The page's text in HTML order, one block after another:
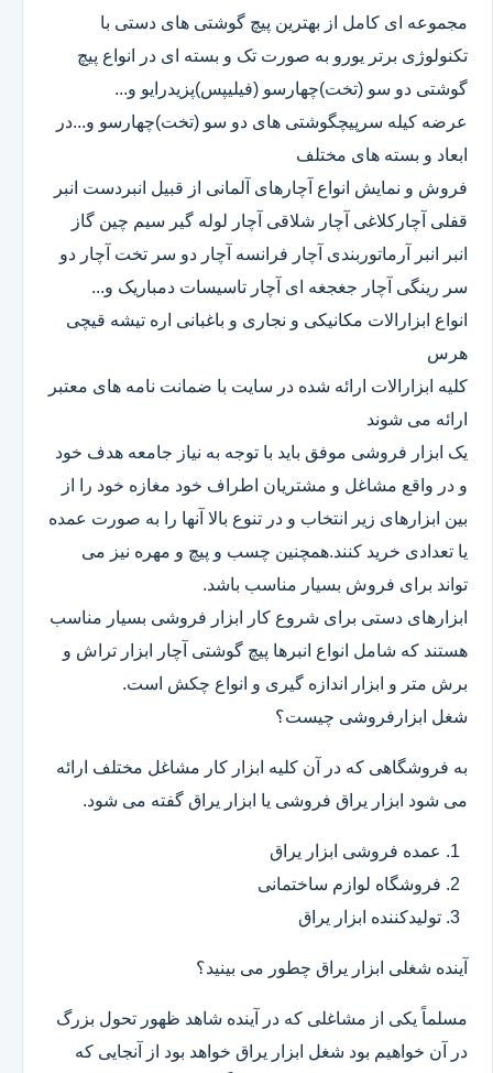
مجموعه ای کامل از بهترین پیچ گوشتی های دستی با
تکنولوژی برتر یورو به صورت تک و بسته ای در انواع پیچ
گوشتی دو سو (تخت)چهارسو (فیلیپس)پزیدرایو و...
عرضه کیله سرپیچگوشتی های دو سو (تخت)چهارسو و...در
ابعاد و بسته های مختلف
فروش و نمایش انواع آچارهای آلمانی از قبیل انبردست انبر
قفلی آچارکلاغی آچار شلاقی آچار لوله گیر سیم چین گاز
انبر انبر آرماتوربندی آچار فرانسه آچار دو سر تخت آچار دو
سر رینگی آچار جغجغه ای آچار تاسیسات دمباریک و...
انواع ابزارالات مکانیکی و نجاری و باغبانی اره تیشه قیچی
هرس
کلیه ابزارالات ارائه شده در سایت با ضمانت نامه های معتبر
ارائه می شوند
یک ابزار فروشی موفق باید با توجه به نیاز جامعه هدف خود
و در واقع مشاغل و مشتریان اطراف خود مغازه خود را از
بین ابزارهای زیر انتخاب و در تنوع بالا آنها را به صورت عمده
یا تعدادی خرید کنند.همچنین چسب و پیچ و مهره نیز می
تواند برای فروش بسیار مناسب باشد.
ابزارهای دستی برای شروع کار ابزار فروشی بسیار مناسب
هستند که شامل انواع انبرها پیچ گوشتی آچار ابزار تراش و
برش متر و ابزار اندازه گیری و انواع چکش است.
شغل ابزارفروشی چیست؟
به فروشگاهی که در آن کلیه ابزار کار مشاغل مختلف ارائه
می شود ابزار یراق فروشی یا ابزار یراق گفته می شود.
عمده فروشی ابزار یراق
فروشگاه لوازم ساختمانی
تولیدکننده ابزار یراق
آینده شغلی ابزار یراق چطور می بینید؟
مسلماً یکی از مشاغلی که در آینده شاهد ظهور تحول بزرگ
در آن خواهیم بود شغل ابزار یراق خواهد بود از آنجایی که